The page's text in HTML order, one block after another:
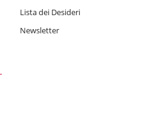
Lista dei Desideri
Newsletter